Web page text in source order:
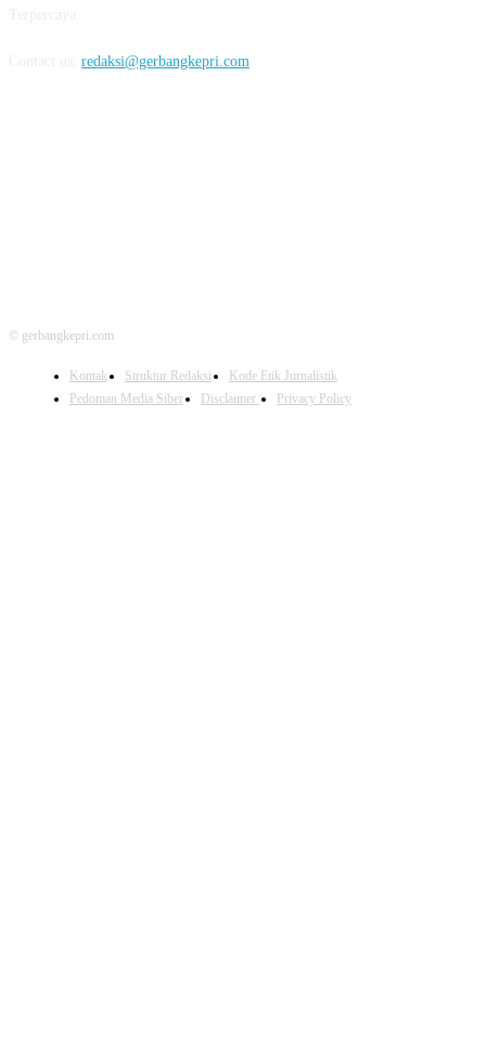
redaksi@gerbangkepri.com
© gerbangkepri.com
Kontak Struktur Redaksi
Kode Etik Jurnalistik
Pedoman Media Siber
Disclaimer Privacy Policy